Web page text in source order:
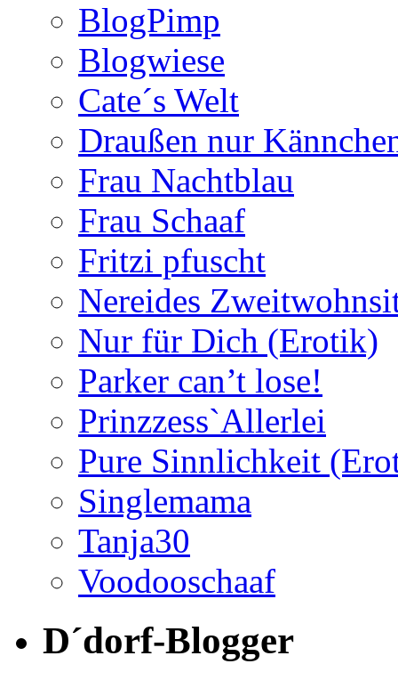
BlogPimp
Blogwiese
Cate´s Welt
Draußen nur
Frau Nachtblau
Frau Schaaf
Fritzi pfuscht
Nereides
Nur für Dich (Erotik)
Parker can’t lose!
Prinzzess`Allerlei
Pure Sinnlichkeit
Singlemama
Tanja30
Voodooschaaf
D´dorf-Blogger